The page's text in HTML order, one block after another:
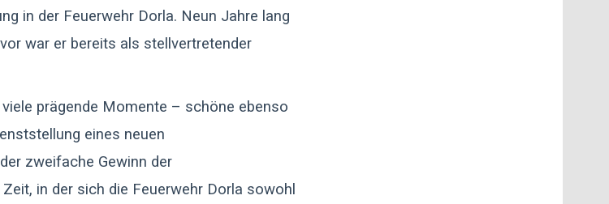
in der Feuerwehr Dorla. Neun Jahre lang
war er bereits als stellvertretender
prägende Momente – schöne ebenso
eines neuen
zweifache Gewinn der
in der sich die Feuerwehr Dorla sowohl